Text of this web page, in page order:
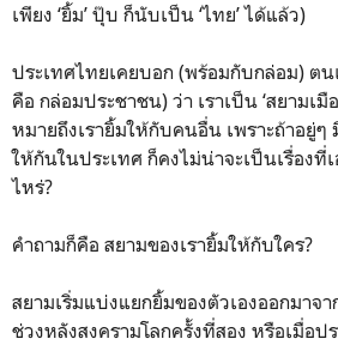
เพียง ‘ยิ้ม’ ปุ๊บ ก็นับเป็น ‘ไทย’ ได้แล้ว)
ประเทศไทยเคยบอก (พร้อมกับกล่อม) ตน
คือ กล่อมประชาชน) ว่า เราเป็น ‘สยามเ
หมายถึงเรายิ้มให้กับคนอื่น เพราะถ้าอยู่ๆ
ให้กันในประเทศ ก็คงไม่น่าจะเป็นเรื่องที่
ไหร่?
คำถามก็คือ สยามของเรายิ้มให้กับใคร?
สยามเริ่มแบ่งแยกยิ้มของตัวเองออกมาจ
ช่วงหลังสงครามโลกครั้งที่สอง หรือเมื่อ